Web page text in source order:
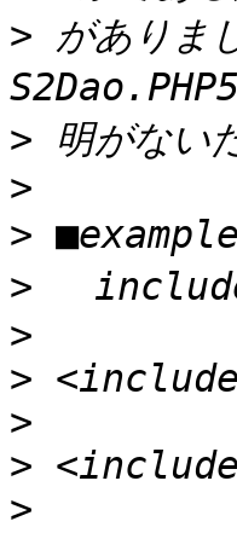
> がありま
>
>
>
>
>
>
>
>
>